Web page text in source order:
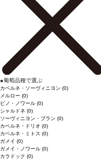
●葡萄品種で選ぶ
カベルネ・ソーヴィニヨン (0)
メルロー (0)
ピノ・ノワール (0)
シャルドネ (0)
ソーヴィニヨン・ブラン (0)
カベルネ・ドリオ (0)
カベルネ・ミトス (0)
ガメイ (0)
ガメイ・ノワール (0)
カラドック (0)